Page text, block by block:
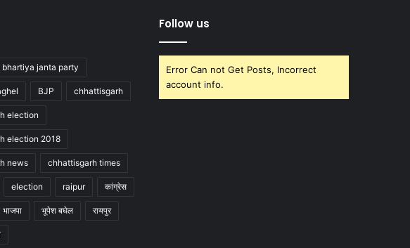
bhartiya janta party
BJP chhattisgarh
election
election 2018
news chhattisgarh times
election raipur कांग्रेस
भाजपा भूपेश बघेल रायपुर
Follow us
Error Can not Get Posts, Incorrect
account info.